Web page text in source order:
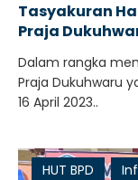
Tasyakuran
Praja
Dalam rangka
Praja Dukuhwaru
16 April 2023..
HUT BPD